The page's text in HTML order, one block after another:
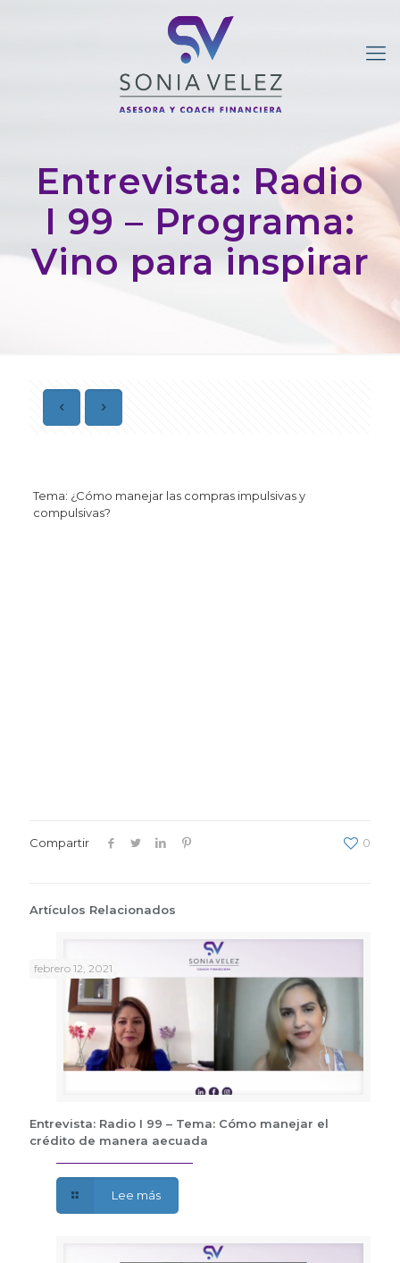
Entrevista: Radio
I 99 – Programa:
Vino para inspirar
Tema: ¿Cómo manejar las compras impulsivas y
compulsivas?
Compartir 0
Artículos Relacionados
febrero 12, 2021
Entrevista: Radio I 99 – Tema: Cómo manejar el
crédito de manera aecuada
Lee más